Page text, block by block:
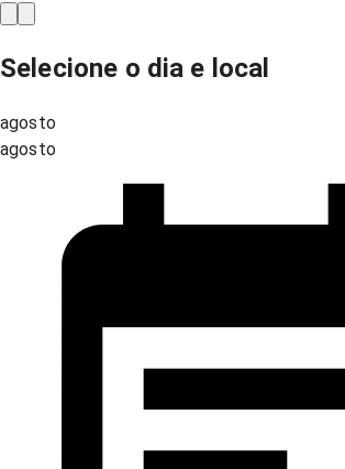
Selecione o dia e local
agosto
agosto